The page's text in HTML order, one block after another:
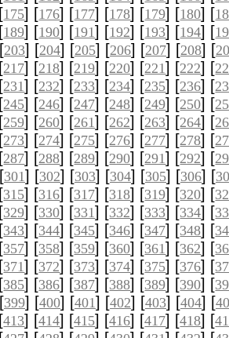
[175] [176] [177] [178] [179] [180] [
[189] [190] [191] [192] [193] [194] [
[203] [204] [205] [206] [207] [208] [
[217] [218] [219] [220] [221] [222] [
[231] [232] [233] [234] [235] [236] [
[245] [246] [247] [248] [249] [250] [
[259] [260] [261] [262] [263] [264] [
[273] [274] [275] [276] [277] [278] [
[287] [288] [289] [290] [291] [292] [
[301] [302] [303] [304] [305] [306] [
[315] [316] [317] [318] [319] [320] [
[329] [330] [331] [332] [333] [334] [
[343] [344] [345] [346] [347] [348] [
[357] [358] [359] [360] [361] [362] [
[371] [372] [373] [374] [375] [376] [
[385] [386] [387] [388] [389] [390] [
[399] [400] [401] [402] [403] [404] [
[413] [414] [415] [416] [417] [418] [